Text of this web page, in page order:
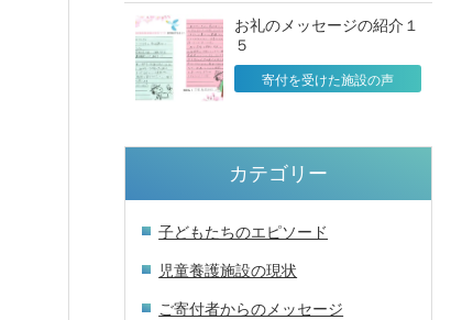
お礼のメッセージの紹介１
５
寄付を受けた施設の声
カテゴリー
子どもたちのエピソード
児童養護施設の現状
ご寄付者からのメッセージ